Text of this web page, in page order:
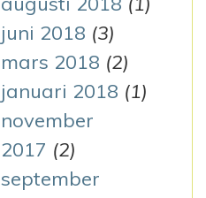
juni 2018 (3)
mars 2018 (2)
januari 2018 (1)
november
2017 (2)
september